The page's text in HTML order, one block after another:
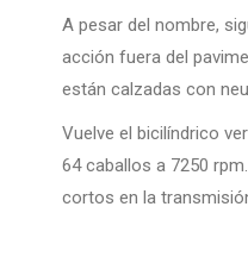
A pesar del nombre,
acción fuera del
están calzadas con
Vuelve el bicilíndrico
64 caballos a 7250
cortos en la